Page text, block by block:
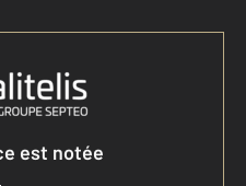
est notée